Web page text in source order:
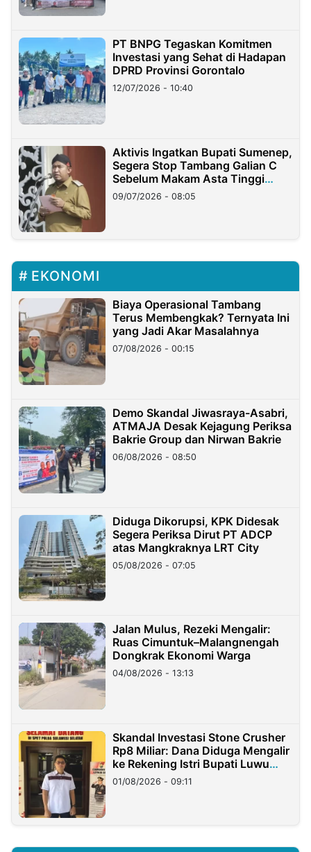
PT BNPG Tegaskan Komitmen
Investasi yang Sehat di Hadapan
DPRD Provinsi Gorontalo
12/07/2026 - 10:40
Aktivis Ingatkan Bupati Sumenep,
Segera Stop Tambang Galian C
Sebelum Makam Asta Tinggi
Longsor
09/07/2026 - 08:05
EKONOMI
Biaya Operasional Tambang
Terus Membengkak? Ternyata Ini
yang Jadi Akar Masalahnya
07/08/2026 - 00:15
Demo Skandal Jiwasraya-Asabri,
ATMAJA Desak Kejagung Periksa
Bakrie Group dan Nirwan Bakrie
06/08/2026 - 08:50
Diduga Dikorupsi, KPK Didesak
Segera Periksa Dirut PT ADCP
atas Mangkraknya LRT City
05/08/2026 - 07:05
Jalan Mulus, Rezeki Mengalir:
Ruas Cimuntuk–Malangnengah
Dongkrak Ekonomi Warga
04/08/2026 - 13:13
Skandal Investasi Stone Crusher
Rp8 Miliar: Dana Diduga Mengalir
ke Rekening Istri Bupati Luwu
Timur
01/08/2026 - 09:11